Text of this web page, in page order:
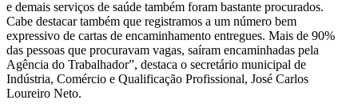
e demais serviços de saúde também foram bastante procurados.
Cabe destacar também que registramos a um número bem
expressivo de cartas de encaminhamento entregues. Mais de 90%
das pessoas que procuravam vagas, saíram encaminhadas pela
Agência do Trabalhador”, destaca o secretário municipal de
Indústria, Comércio e Qualificação Profissional, José Carlos
Loureiro Neto.